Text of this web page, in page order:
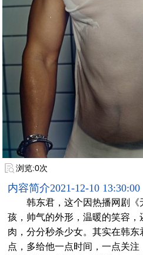
浏览:0次
内容简介2021-12-10 13:30:00
韩东君，这个因热播网剧
孩，帅气的外形，温暖的笑容
肉，分分秒杀少女。其实在韩东
点，多给他一点时间，一点关注